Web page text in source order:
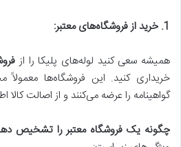
1. خرید از فروشگاه‌های معتبر:
همیشه سعی کنید لوله‌های پلیکا را از
خریداری کنید. این فروشگاه‌ها
گواهینامه را عرضه می‌کنند و از اصالت
چگونه یک فروشگاه معتبر را تشخیص